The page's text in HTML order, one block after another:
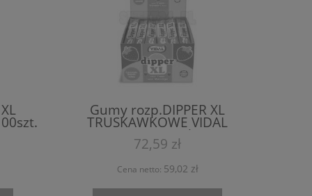
Gumy rozp.DIPPER XL
TRUSKAWKOWE VIDAL
op.100szt. (1kg)
72,59 zł
Cena netto: 59,02 zł